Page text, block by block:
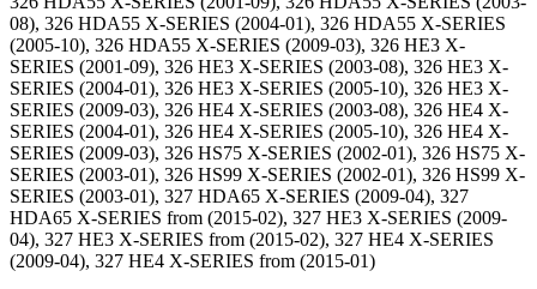
08), 326 HDA55 X-SERIES (2004-01), 326 HDA55 X-SERIES
(2005-10), 326 HDA55 X-SERIES (2009-03), 326 HE3 X-
SERIES (2001-09), 326 HE3 X-SERIES (2003-08), 326 HE3 X-
SERIES (2004-01), 326 HE3 X-SERIES (2005-10), 326 HE3 X-
SERIES (2009-03), 326 HE4 X-SERIES (2003-08), 326 HE4 X-
SERIES (2004-01), 326 HE4 X-SERIES (2005-10), 326 HE4 X-
SERIES (2009-03), 326 HS75 X-SERIES (2002-01), 326 HS75 X-
SERIES (2003-01), 326 HS99 X-SERIES (2002-01), 326 HS99 X-
SERIES (2003-01), 327 HDA65 X-SERIES (2009-04), 327
HDA65 X-SERIES from (2015-02), 327 HE3 X-SERIES (2009-
04), 327 HE3 X-SERIES from (2015-02), 327 HE4 X-SERIES
(2009-04), 327 HE4 X-SERIES from (2015-01)